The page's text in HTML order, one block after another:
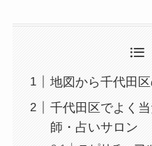
地図から千代田
千代田区でよく
師・占いサロン